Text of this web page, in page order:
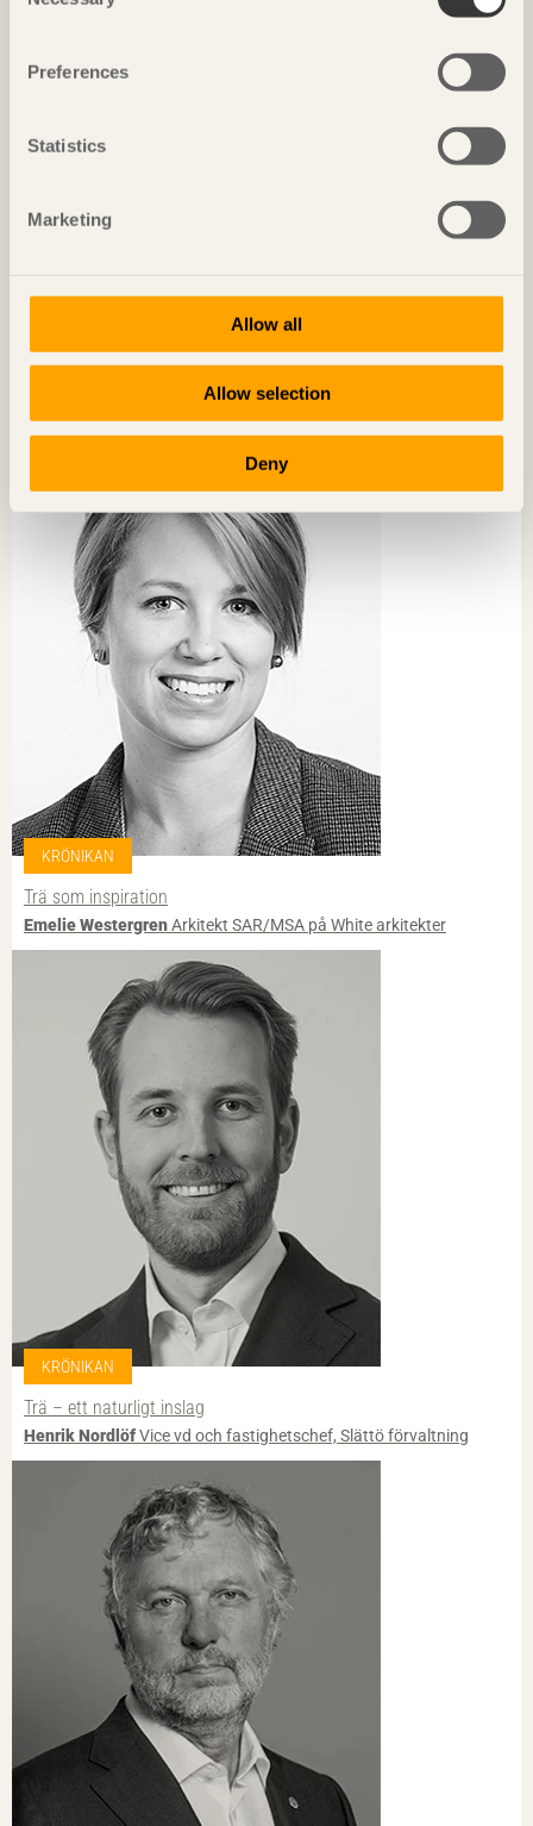
Preferences
Statistics
Marketing
Allow all
Allow selection
Deny
Världens största showroom för träbyggnation
KRÖNIKAN
Trä som inspiration
Emelie WestergrenArkitekt SAR/MSA på White arkitekter
KRÖNIKAN
Trä – ett naturligt inslag
Henrik NordlöfVice vd och fastighetschef, Slättö förvaltning